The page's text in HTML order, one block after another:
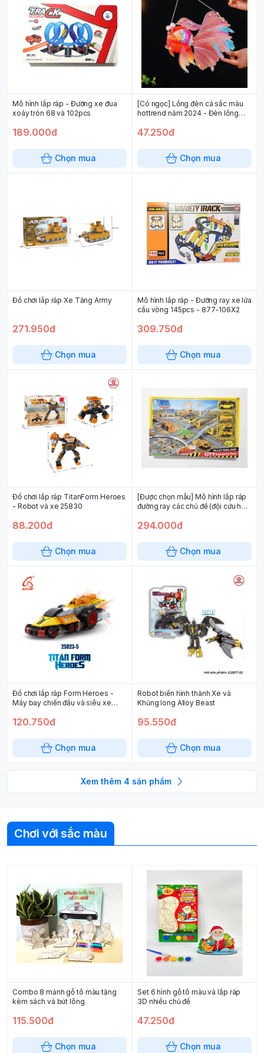
Mô hình lắp ráp - Đường xe đua
xoáy tròn 68 và 102pcs
189.000đ
Chọn mua
[Có ngọc] Lồng đèn cá sắc màu
hottrend năm 2024 - Đèn lồng
cho bé
47.250đ
Chọn mua
Đồ chơi lắp ráp Xe Tăng Army
271.950đ
Chọn mua
Mô hình lắp ráp - Đường ray xe lửa
cầu vòng 145pcs - 877-106X2
309.750đ
Chọn mua
Đồ chơi lắp ráp TitanForm Heroes
- Robot và xe 25830
88.200đ
Chọn mua
[Được chọn mẫu] Mô hình lắp ráp
đường ray các chủ đề (đội cứu hỏa
quân sự)
294.000đ
Chọn mua
Đồ chơi lắp ráp Form Heroes -
Máy bay chiến đấu và siêu xe
120.750đ
Chọn mua
Robot biến hình thành Xe và
Khủng long Alloy Beast
95.550đ
Chọn mua
Xem thêm 4 sản phẩm
Chơi với sắc màu
Combo 8 mảnh gỗ tô màu tặng
kèm sách và bút lông
115.500đ
Chọn mua
Set 6 hình gỗ tô màu và lắp ráp
3D nhiều chủ đề
47.250đ
Chọn mua